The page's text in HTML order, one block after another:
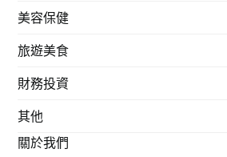
美容保健
旅遊美食
財務投資
其他
關於我們